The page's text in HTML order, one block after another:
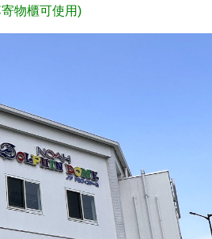
物櫃可使用)